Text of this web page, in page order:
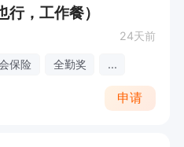
，工作餐）
24天前
保险 全勤奖 ...
申请